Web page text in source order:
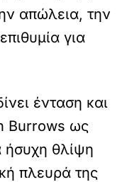
απώλεια, την
για
ένταση και
Burrows ως
ήσυχη θλίψη
πλευρά της